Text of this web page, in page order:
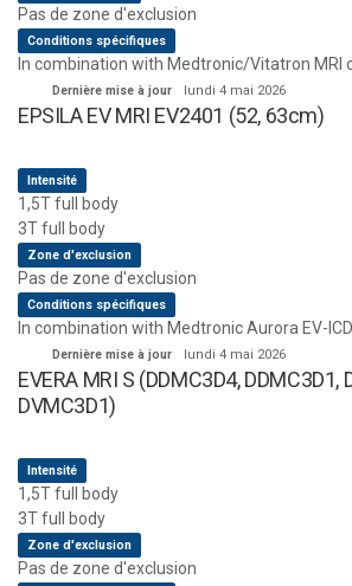
Pas de zone d'exclusion
Conditions spécifiques
In combination with Medtronic/Vitatron MRI
Dernière mise à jour lundi 4 mai 2026
EPSILA EV MRI EV2401 (52, 63cm)
Intensité
1,5T full body
3T full body
Zone d'exclusion
Pas de zone d'exclusion
Conditions spécifiques
In combination with Medtronic Aurora EV-
Dernière mise à jour lundi 4 mai 2026
EVERA MRI S (DDMC3D4, DDMC3D1,
DVMC3D1)
Intensité
1,5T full body
3T full body
Zone d'exclusion
Pas de zone d'exclusion